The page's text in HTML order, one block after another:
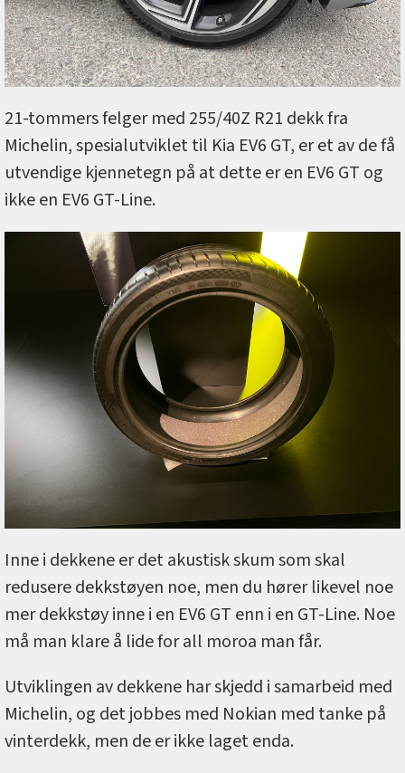
21-tommers felger med 255/40Z R21 dekk fra
Michelin, spesialutviklet til Kia EV6 GT, er et av de få
utvendige kjennetegn på at dette er en EV6 GT og
ikke en EV6 GT-Line.
Inne i dekkene er det akustisk skum som skal
redusere dekkstøyen noe, men du hører likevel noe
mer dekkstøy inne i en EV6 GT enn i en GT-Line. Noe
må man klare å lide for all moroa man får.
Utviklingen av dekkene har skjedd i samarbeid med
Michelin, og det jobbes med Nokian med tanke på
vinterdekk, men de er ikke laget enda.